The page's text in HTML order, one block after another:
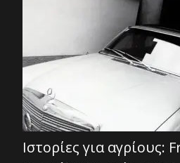
Ιστορίες για αγρίους: